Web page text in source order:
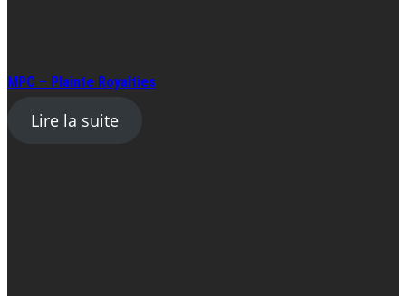
MPC – Plainte Royalties
Lire la suite